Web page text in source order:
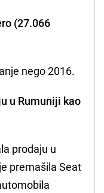
(27.066
nego 2016.
u Rumuniji kao
prodaju u
premašila Seat